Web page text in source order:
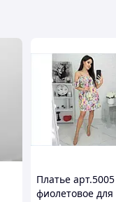
Платье арт.5005
фиолетовое для